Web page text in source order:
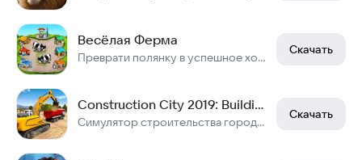
Весёлая Ферма
Преврати полянку в успешное хозяйство! Легендарная классическая игра c ПК
Скачать
Симулятор строительства города — это игра, где ты строишь и управляешь городом.
Скачать